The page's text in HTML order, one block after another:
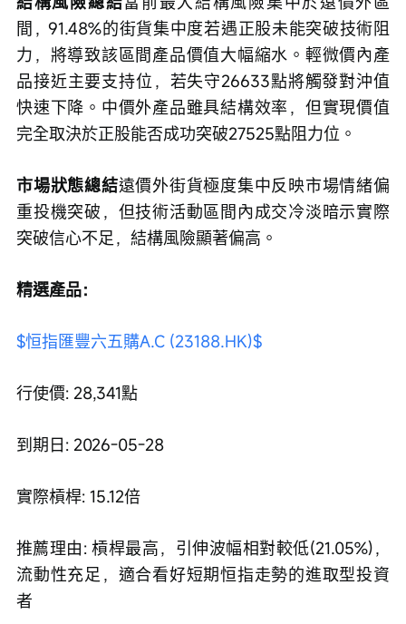
間，91.48%的街貨集中度若遇正股未能突破技術阻
力，將導致該區間產品價值大幅縮水。輕微價內產
品接近主要支持位，若失守26633點將觸發對沖值
快速下降。中價外產品雖具結構效率，但實現價值
完全取決於正股能否成功突破27525點阻力位。
市場狀態總結遠價外街貨極度集中反映市場情緒偏
重投機突破，但技術活動區間內成交冷淡暗示實際
突破信心不足，結構風險顯著偏高。
精選產品：
$恒指匯豐六五購A.C (23188.HK)$
行使價: 28,341點
到期日: 2026-05-28
實際槓桿: 15.12倍
推薦理由: 槓桿最高，引伸波幅相對較低(21.05%)，
流動性充足，適合看好短期恒指走勢的進取型投資
者